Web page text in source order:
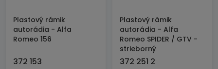
Plastový rámik
autorádia - Alfa
Romeo 156
372 153
Plastový rámik
autorádia - Alfa
Romeo SPIDER / GTV -
strieborný
372 251 2